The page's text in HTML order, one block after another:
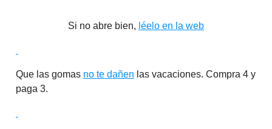
Si no abre bien, léelo en la web
Que las gomas no te dañen las vacaciones. Compra 4 y
paga 3.